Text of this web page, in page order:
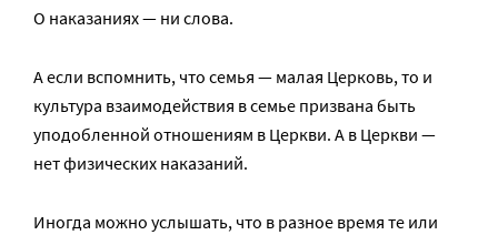
О наказаниях — ни слова.
А если вспомнить, что семья — малая Церковь, то и
культура взаимодействия в семье призвана быть
уподобленной отношениям в Церкви. А в Церкви —
нет физических наказаний.
Иногда можно услышать, что в разное время те или